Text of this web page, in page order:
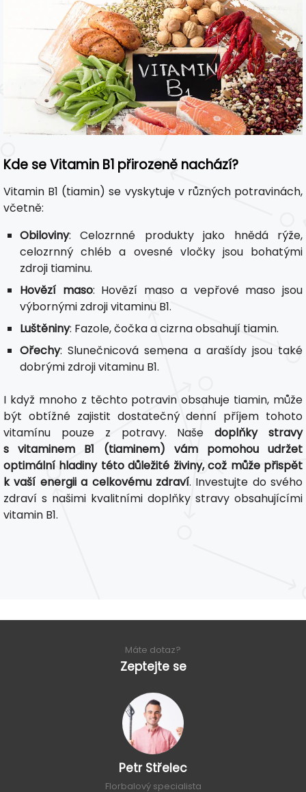
Kde se Vitamin B1 přirozeně nachází?
Vitamin B1 (tiamin) se vyskytuje v různých potravinách,
včetně:
Obiloviny: Celozrnné produkty jako hnědá rýže,
celozrnný chléb a ovesné vločky jsou bohatými
zdroji tiaminu.
Hovězí maso: Hovězí maso a vepřové maso jsou
výbornými zdroji vitaminu B1.
Luštěniny: Fazole, čočka a cizrna obsahují tiamin.
Ořechy: Slunečnicová semena a arašídy jsou také
dobrými zdroji vitaminu B1.
I když mnoho z těchto potravin obsahuje tiamin, může
být obtížné zajistit dostatečný denní příjem tohoto
vitamínu pouze z potravy. Našedoplňky stravy
s vitaminem B1 (tiaminem) vám pomohou udržet
optimální hladiny této důležité živiny, což může přispět
k vaší energii a celkovému zdraví. Investujte do svého
zdraví s našimi kvalitními doplňky stravy obsahujícími
vitamin B1.
Máte dotaz?
Zeptejte se
Petr Střelec
Florbalový specialista